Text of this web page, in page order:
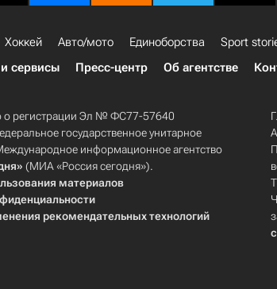
Хоккей Авто/мото Единоборства Sport
сервисы Пресс-центр Об агентстве
о регистрации Эл № ФС77-57640
государственное унитарное
информационное агентство
(МИА «Россия сегодня»).
материалов
рекомендательных технологий